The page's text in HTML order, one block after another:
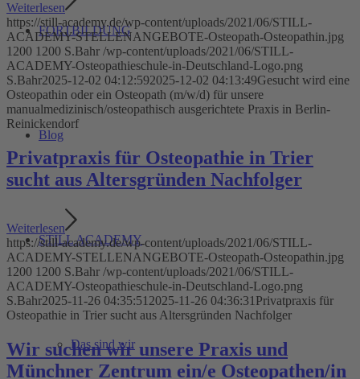
FORTBILDUNG
Blog
STILL ACADEMY
Das sind wir
Weiterlesen
https://still-academy.de/wp-content/uploads/2021/06/STILL-
ACADEMY-STELLENANGEBOTE-Osteopath-Osteopathin.jpg
1200 1200 S.Bahr /wp-content/uploads/2021/06/STILL-
ACADEMY-Osteopathieschule-in-Deutschland-Logo.png
S.Bahr2025-12-02 04:12:592025-12-02 04:13:49Gesucht wird eine
Osteopathin oder ein Osteopath (m/w/d) für unsere
manualmedizinisch/osteopathisch ausgerichtete Praxis in Berlin-
Reinickendorf
Privatpraxis für Osteopathie in Trier
sucht aus Altersgründen Nachfolger
Weiterlesen
https://still-academy.de/wp-content/uploads/2021/06/STILL-
ACADEMY-STELLENANGEBOTE-Osteopath-Osteopathin.jpg
1200 1200 S.Bahr /wp-content/uploads/2021/06/STILL-
ACADEMY-Osteopathieschule-in-Deutschland-Logo.png
S.Bahr2025-11-26 04:35:51 2025-11-26 04:36:31 Privatpraxis für
Osteopathie in Trier sucht aus Altersgründen Nachfolger
Wir suchen wir unsere Praxis und
Münchner Zentrum ein/e Osteopathen/in